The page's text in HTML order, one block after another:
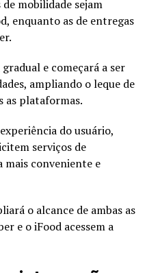
mobilidade sejam
enquanto as de entregas
e começará a ser
ampliando o leque de
as plataformas.
do usuário,
serviços de
conveniente e
o alcance de ambas as
e o iFood acessem a